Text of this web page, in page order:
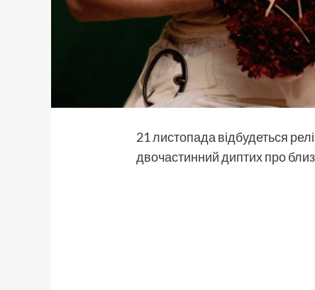
21 листопада відбудеться
двочастинний диптих про